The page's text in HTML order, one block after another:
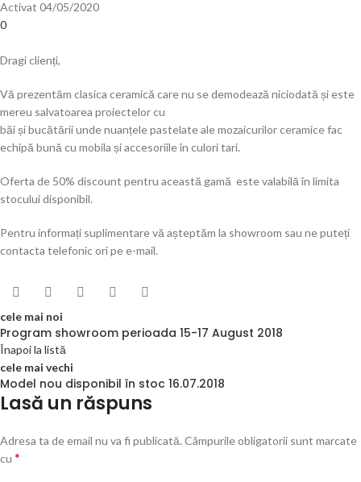
Activat 04/05/2020
0
Dragi clienți,
Vă prezentăm clasica ceramică care nu se demodează niciodată și este
mereu salvatoarea proiectelor cu
băi și bucătării unde nuanțele pastelate ale mozaicurilor ceramice fac
echipă bună cu mobila și accesoriile în culori tari.
Oferta de 50% discount pentru această gamă este valabilă în limita
stocului disponibil.
Pentru informați suplimentare vă așteptăm la showroom sau ne puteți
contacta telefonic ori pe e-mail.
cele mai noi
Program showroom perioada 15-17 August 2018
Înapoi la listă
cele mai vechi
Model nou disponibil în stoc 16.07.2018
Lasă un răspuns
Adresa ta de email nu va fi publicată.Câmpurile obligatorii sunt marcate
cu *